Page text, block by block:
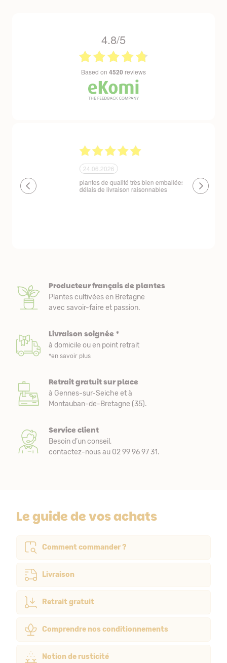
4.8/5
based on 4520 reviews
24.06.2026
plantes de qualité très bien emballées et
délais de livraison raisonnables
Un site que
réserve. La
livraison
Producteur français de plantes
Plantes cultivées en Bretagne
avec savoir-faire et passion.
Livraison soignée *
à domicile ou en point retrait
*en savoir plus
Retrait gratuit sur place
à Gennes-sur-Seiche et à
Montauban-de-Bretagne (35).
Service client
Besoin d’un conseil,
contactez-nous au 02 99 96 97 31.
Le guide de vos achats
Comment commander ?
Livraison
Retrait gratuit
Comprendre nos conditionnements
Notion de rusticité